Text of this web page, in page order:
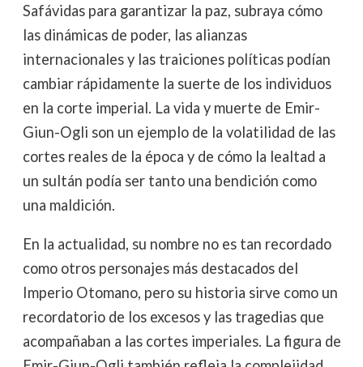
Safávidas para garantizar la paz, subraya cómo
las dinámicas de poder, las alianzas
internacionales y las traiciones políticas podían
cambiar rápidamente la suerte de los individuos
en la corte imperial. La vida y muerte de Emir-
Giun-Ogli son un ejemplo de la volatilidad de las
cortes reales de la época y de cómo la lealtad a
un sultán podía ser tanto una bendición como
una maldición.
En la actualidad, su nombre no es tan recordado
como otros personajes más destacados del
Imperio Otomano, pero su historia sirve como un
recordatorio de los excesos y las tragedias que
acompañaban a las cortes imperiales. La figura de